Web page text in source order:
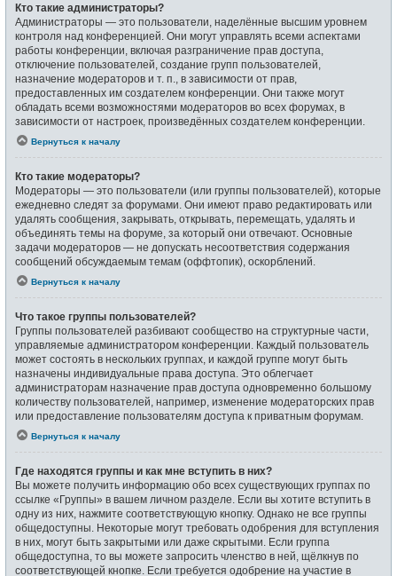
Кто такие администраторы?
Администраторы — это пользователи, наделённые высшим уровнем
контроля над конференцией. Они могут управлять всеми аспектами
работы конференции, включая разграничение прав доступа,
отключение пользователей, создание групп пользователей,
назначение модераторов и т. п., в зависимости от прав,
предоставленных им создателем конференции. Они также могут
обладать всеми возможностями модераторов во всех форумах, в
зависимости от настроек, произведённых создателем конференции.
Вернуться к началу
Кто такие модераторы?
Модераторы — это пользователи (или группы пользователей), которые
ежедневно следят за форумами. Они имеют право редактировать или
удалять сообщения, закрывать, открывать, перемещать, удалять и
объединять темы на форуме, за который они отвечают. Основные
задачи модераторов — не допускать несоответствия содержания
сообщений обсуждаемым темам (оффтопик), оскорблений.
Вернуться к началу
Что такое группы пользователей?
Группы пользователей разбивают сообщество на структурные части,
управляемые администратором конференции. Каждый пользователь
может состоять в нескольких группах, и каждой группе могут быть
назначены индивидуальные права доступа. Это облегчает
администраторам назначение прав доступа одновременно большому
количеству пользователей, например, изменение модераторских прав
или предоставление пользователям доступа к приватным форумам.
Вернуться к началу
Где находятся группы и как мне вступить в них?
Вы можете получить информацию обо всех существующих группах по
ссылке «Группы» в вашем личном разделе. Если вы хотите вступить в
одну из них, нажмите соответствующую кнопку. Однако не все группы
общедоступны. Некоторые могут требовать одобрения для вступления
в них, могут быть закрытыми или даже скрытыми. Если группа
общедоступна, то вы можете запросить членство в ней, щёлкнув по
соответствующей кнопке. Если требуется одобрение на участие в